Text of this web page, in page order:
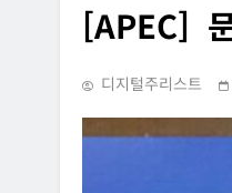
[APEC]
디지털주리스트